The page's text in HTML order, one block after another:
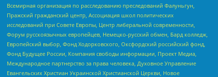
Всемирная организация по расследованию преследований Фалуньгун,
Пражский гражданский центр, Ассоциация школ политических
исследований при Совете Европы, Центр либеральной современности,
Форум русскоязычных европейцев, Немецко-русский обмен, Бард колледж,
Европейский выбор, Фонд Ходорковского, Оксфордский российский фонд,
Фонд Будущее России, Компания свободы информации, Проект Медиа,
Международное партнерство за права человека, Духовное Управление
Евангельских Христиан Украинской Христианской Церкви, Новое